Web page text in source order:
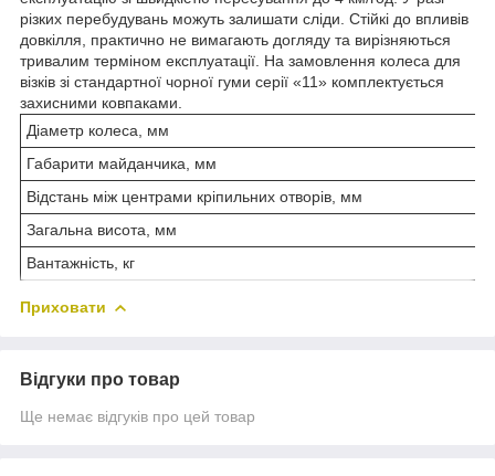
різких перебудувань можуть залишати сліди. Стійкі до впливів
довкілля, практично не вимагають догляду та вирізняються
тривалим терміном експлуатації. На замовлення колеса для
візків зі стандартної чорної гуми серії «11» комплектується
захисними ковпаками.
Діаметр колеса, мм
Габарити майданчика, мм
Відстань між центрами кріпильних отворів, мм
Загальна висота, мм
Вантажність, кг
Приховати
Відгуки про товар
Ще немає відгуків про цей товар